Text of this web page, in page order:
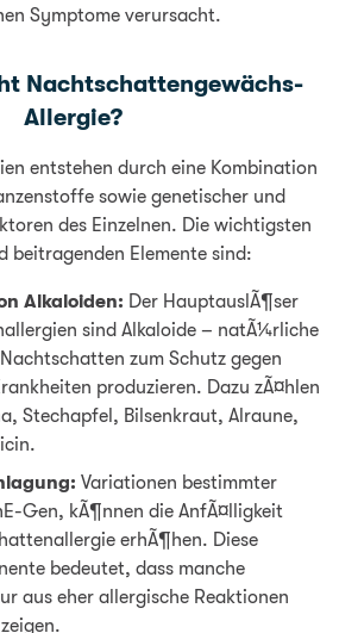
Symptome verursacht.
Nachtschattengewächs-
Allergie?
entstehen durch eine Kombination
sowie genetischer und
des Einzelnen. Die wichtigsten
beitragenden Elemente sind:
Alkaloiden: Der HauptauslÃ¶ser
sind Alkaloide – natÃ¼rliche
zum Schutz gegen
produzieren. Dazu zÃ¤hlen
Stechapfel, Bilsenkraut, Alraune,
Variationen bestimmter
Gen, kÃ¶nnen die AnfÃ¤lligkeit
erhÃ¶hen. Diese
bedeutet, dass manche
aus eher allergische Reaktionen